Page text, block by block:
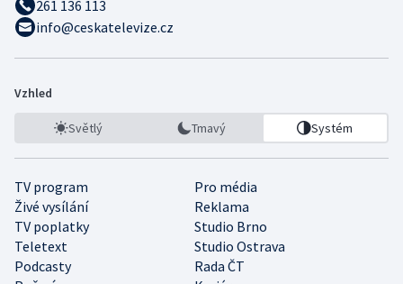
261 136 113
info@ceskatelevize.cz
Vzhled
Světlý Tmavý Systém
TV program
Pro média
Živé vysílání
Reklama
TV poplatky
Studio Brno
Teletext
Studio Ostrava
Podcasty
Rada ČT